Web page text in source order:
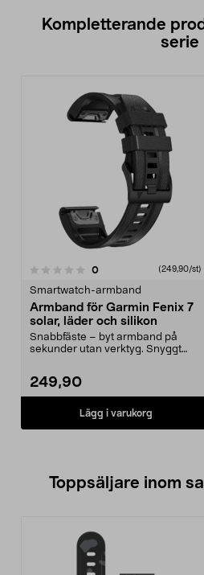
Kompletterande
serie
0recensioner (249,90/st)
Smartwatch-armband
Armband för Garmin Fenix 7
solar, läder och silikon
Snabbfäste – byt armband på
sekunder utan verktyg. Snyggt
249,90
Lägg i varukorg
Toppsäljare inom